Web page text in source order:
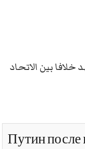
بين الاتحاد
Путин после